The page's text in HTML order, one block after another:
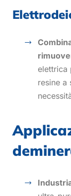
elettrica
resine a